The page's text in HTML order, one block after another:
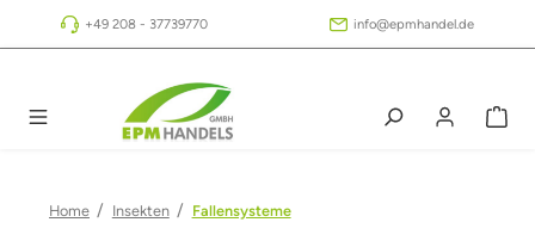
Zum Hauptinhalt springen
+49 208 - 37739770 info@epmhandel.de
Home / Insekten / Fallensysteme